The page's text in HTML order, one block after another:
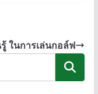
ในการเล่นกอล์ฟ